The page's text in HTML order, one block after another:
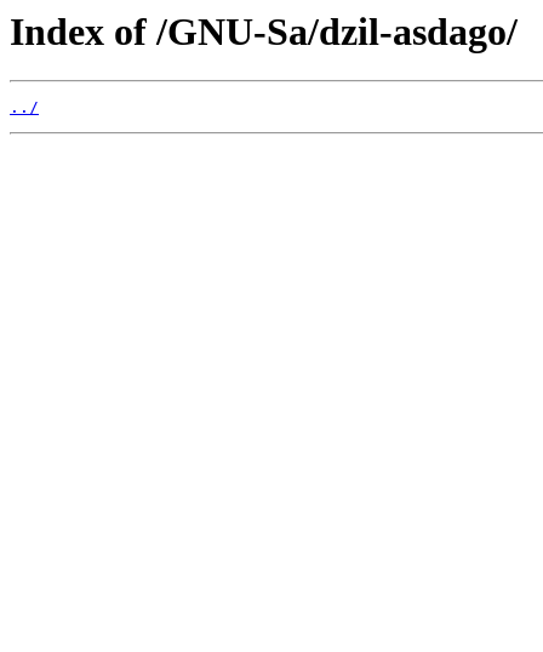
Index of /GNU-Sa/dzil-asdago/
../